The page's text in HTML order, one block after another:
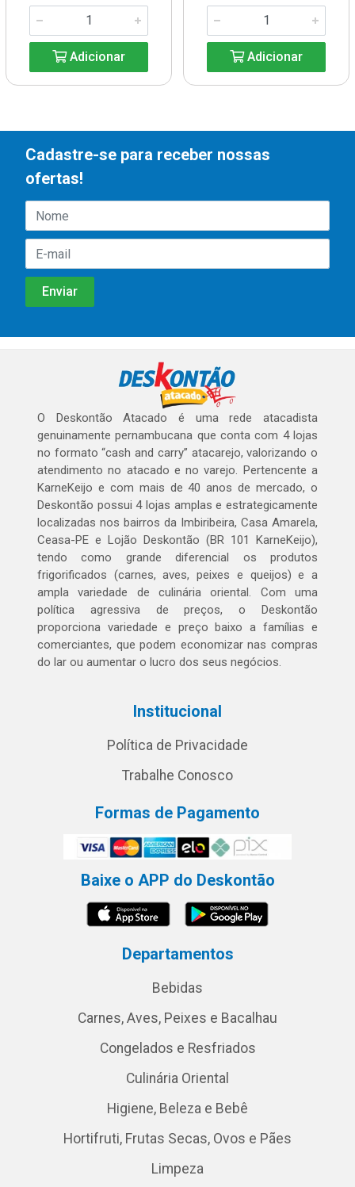
Adicionar Adicionar
Cadastre-se para receber nossas
ofertas!
O Deskontão Atacado é uma rede atacadista
genuinamente pernambucana que conta com 4 lojas
no formato “cash and carry” atacarejo, valorizando o
atendimento no atacado e no varejo. Pertencente a
KarneKeijo e com mais de 40 anos de mercado, o
Deskontão possui 4 lojas amplas e estrategicamente
localizadas nos bairros da Imbiribeira, Casa Amarela,
Ceasa-PE e Lojão Deskontão (BR 101 KarneKeijo),
tendo como grande diferencial os produtos
frigorificados (carnes, aves, peixes e queijos) e a
ampla variedade de culinária oriental. Com uma
política agressiva de preços, o Deskontão
proporciona variedade e preço baixo a famílias e
comerciantes, que podem economizar nas compras
do lar ou aumentar o lucro dos seus negócios.
Institucional
Política de Privacidade
Trabalhe Conosco
Formas de Pagamento
Baixe o APP do Deskontão
Departamentos
Bebidas
Carnes, Aves, Peixes e Bacalhau
Congelados e Resfriados
Culinária Oriental
Higiene, Beleza e Bebê
Hortifruti, Frutas Secas, Ovos e Pães
Limpeza